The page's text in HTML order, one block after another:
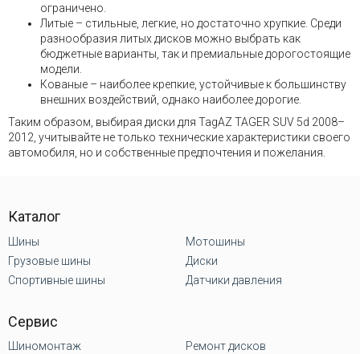
ограничено.
Литые – стильные, легкие, но достаточно хрупкие. Среди
разнообразия литых дисков можно выбрать как
бюджетные варианты, так и премиальные дорогостоящие
модели.
Кованые – наиболее крепкие, устойчивые к большинству
внешних воздействий, однако наиболее дорогие.
Таким образом, выбирая диски для TagAZ TAGER SUV 5d 2008–
2012, учитывайте не только технические характеристики своего
автомобиля, но и собственные предпочтения и пожелания.
Каталог
Шины
Грузовые шины
Спортивные шины
Мотошины
Диски
Датчики давления
Сервис
Шиномонтаж
Ремонт дисков